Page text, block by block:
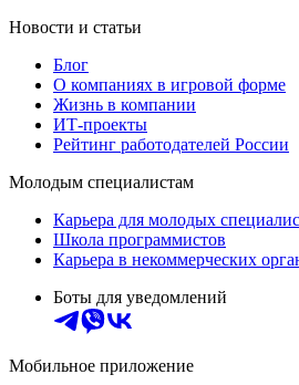
Новости и статьи
Блог
О компаниях в игровой форме
Жизнь в компании
ИТ-проекты
Рейтинг работодателей России
Молодым специалистам
Карьера для молодых
Школа программистов
Карьера в некоммерческих
Боты для уведомлений
Мобильное приложение